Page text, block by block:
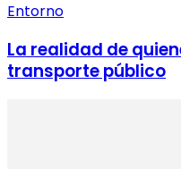
Entorno
La realidad de
transporte público